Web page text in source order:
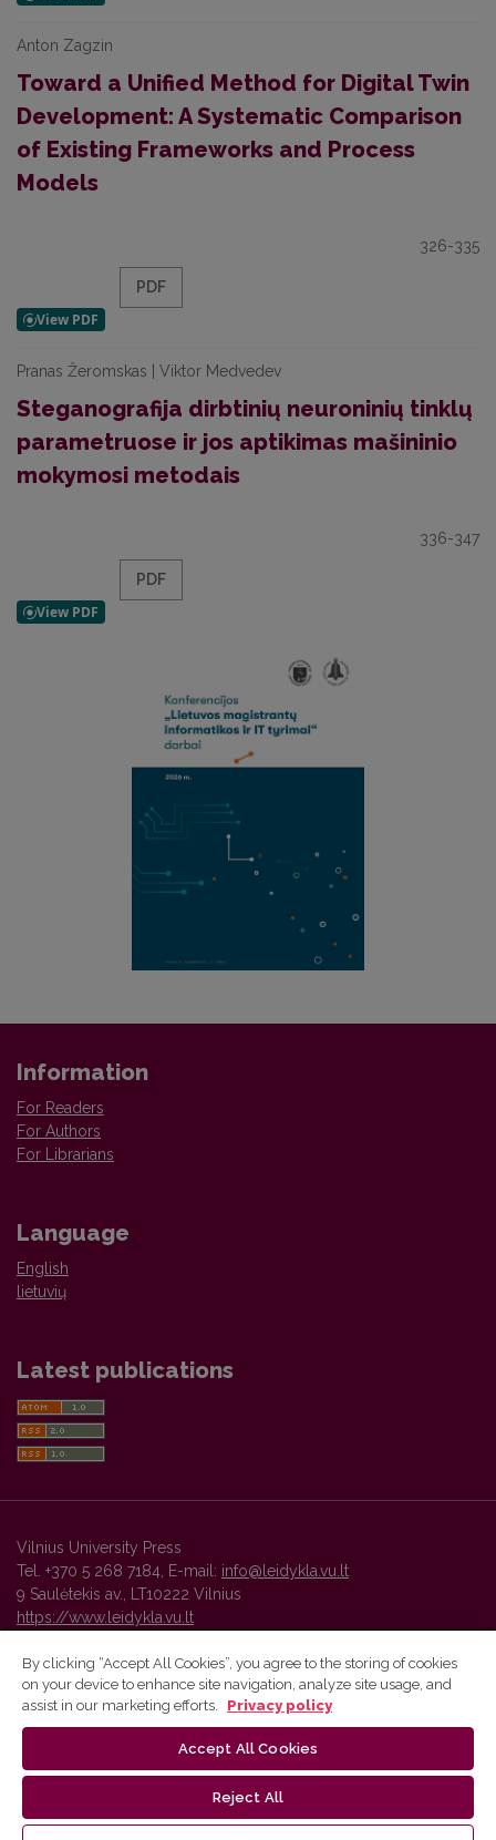
Anton Zagzin
Toward a Unified Method for Digital Twin
Development: A Systematic Comparison
of Existing Frameworks and Process
Models
326-335
PDF
Pranas Žeromskas | Viktor Medvedev
Steganografija dirbtinių neuroninių tinklų
parametruose ir jos aptikimas mašininio
mokymosi metodais
336-347
PDF
Information
For Readers
For Authors
For Librarians
Language
English
lietuvių
Latest publications
Vilnius University Press
Tel. +370 5 268 7184, E-mail: info@leidykla.vu.lt
9 Saulėtekis av., LT10222 Vilnius
https://www.leidykla.vu.lt
Vilnius University Press platform and metadata are distributed by
By clicking “Accept All Cookies”, you agree to the storing of cookies
on your device to enhance site navigation, analyze site usage, and
assist in our marketing efforts.
Privacy policy
Accept All Cookies
Reject All